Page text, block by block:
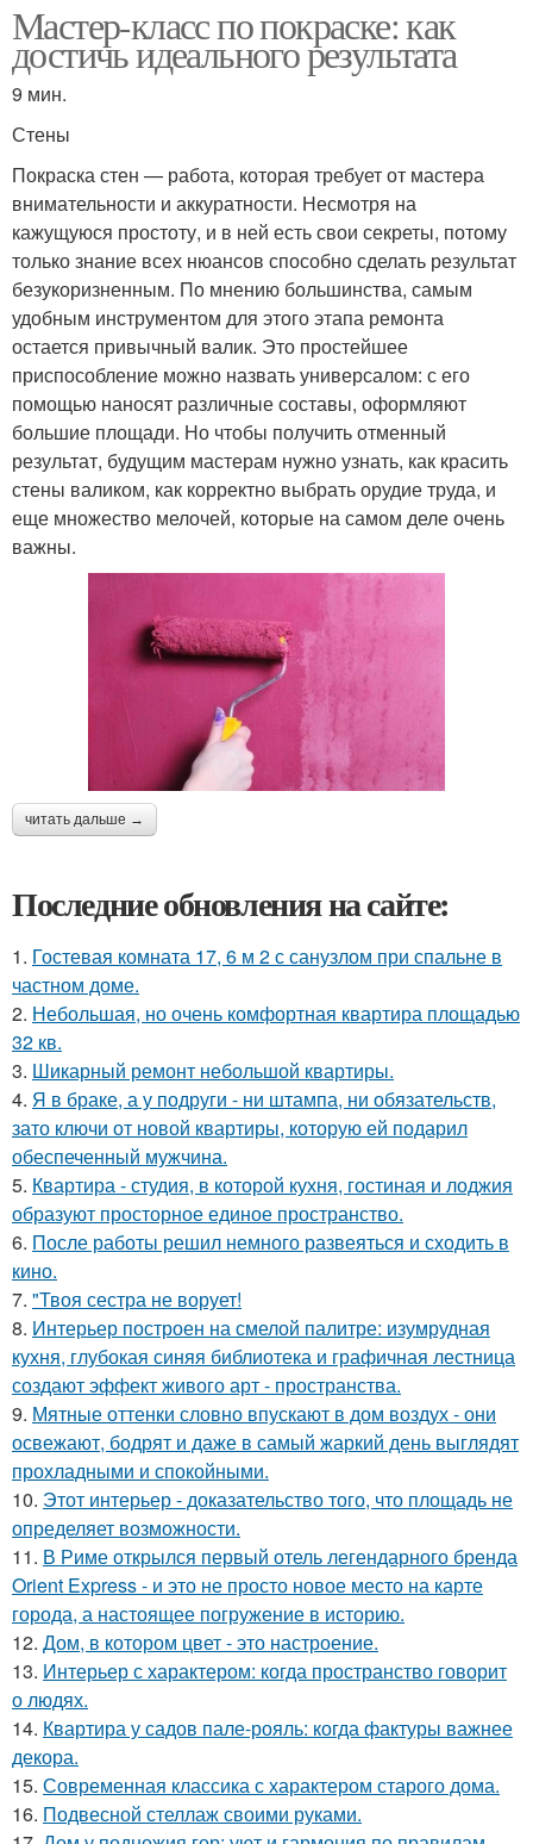
Мастер-класс по покраске: как
достичь идеального результата
9 мин.
Стены
Покраска стен — работа, которая требует от мастера
внимательности и аккуратности. Несмотря на
кажущуюся простоту, и в ней есть свои секреты, потому
только знание всех нюансов способно сделать результат
безукоризненным. По мнению большинства, самым
удобным инструментом для этого этапа ремонта
остается привычный валик. Это простейшее
приспособление можно назвать универсалом: с его
помощью наносят различные составы, оформляют
большие площади. Но чтобы получить отменный
результат, будущим мастерам нужно узнать, как красить
стены валиком, как корректно выбрать орудие труда, и
еще множество мелочей, которые на самом деле очень
важны.
читать дальше →
Последние обновления на сайте:
1. Гостевая комната 17, 6 м 2 с санузлом при спальне в
частном доме.
2. Небольшая, но очень комфортная квартира площадью
32 кв.
3. Шикарный ремонт небольшой квартиры.
4. Я в браке, а у подруги - ни штампа, ни обязательств,
зато ключи от новой квартиры, которую ей подарил
обеспеченный мужчина.
5. Квартира - студия, в которой кухня, гостиная и лоджия
образуют просторное единое пространство.
6. После работы решил немного развеяться и сходить в
кино.
7. "Твоя сестра не ворует!
8. Интерьер построен на смелой палитре: изумрудная
кухня, глубокая синяя библиотека и графичная лестница
создают эффект живого арт - пространства.
9. Мятные оттенки словно впускают в дом воздух - они
освежают, бодрят и даже в самый жаркий день выглядят
прохладными и спокойными.
10. Этот интерьер - доказательство того, что площадь не
определяет возможности.
11. В Риме открылся первый отель легендарного бренда
Orient Express - и это не просто новое место на карте
города, а настоящее погружение в историю.
12. Дом, в котором цвет - это настроение.
13. Интерьер с характером: когда пространство говорит
о людях.
14. Квартира у садов пале-рояль: когда фактуры важнее
декора.
15. Современная классика с характером старого дома.
16. Подвесной стеллаж своими руками.